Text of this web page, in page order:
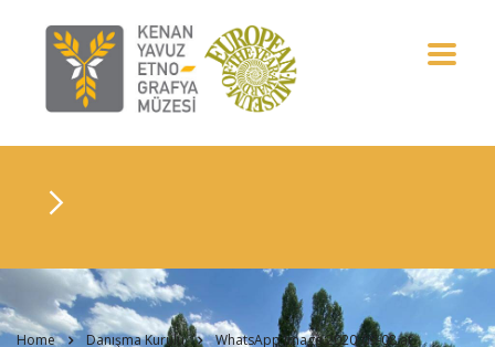
Home Danışma Kurulu
WhatsApp Image 2020-09-08 at